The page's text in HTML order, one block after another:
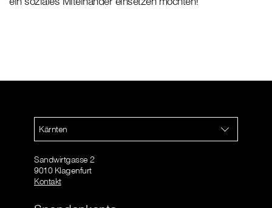
Kärnten
Sandwirtgasse 2
9010 Klagenfurt
Kontakt